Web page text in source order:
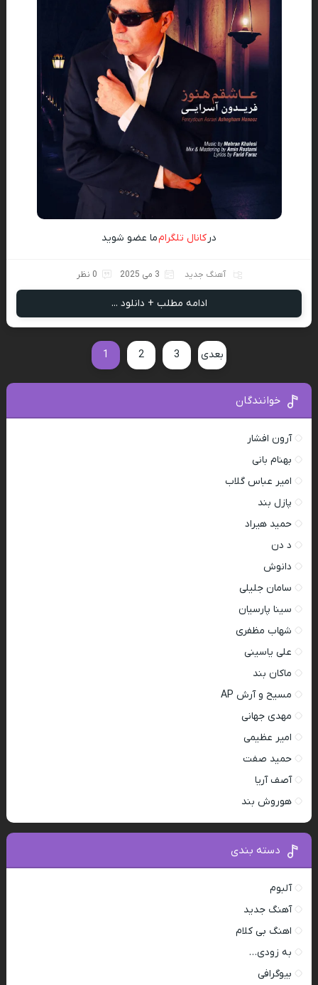
درکانال تلگرامما عضو شوید
آهنگ جدید 3 می 2025 0 نظر
ادامه مطلب + دانلود ...
1 2 3 بعدی
خوانندگان
آرون افشار
بهنام بانی
امیر عباس گلاب
پازل بند
حمید هیراد
د دن
دانوش
سامان جلیلی
سینا پارسیان
شهاب مظفری
علی یاسینی
ماکان بند
مسیح و آرش AP
مهدی جهانی
امیر عظیمی
حمید صفت
آصف آریا
هوروش بند
دسته بندی
آلبوم
آهنگ جدید
اهنگ بی کلام
به زودی…
بیوگرافی